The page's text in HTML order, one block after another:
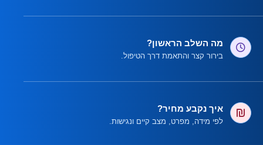
מה השלב הראשון?
בירור קצר והתאמת דרך הטיפול.
איך נקבע מחיר?
לפי מידה, מפרט, מצב קיים ונגישות.